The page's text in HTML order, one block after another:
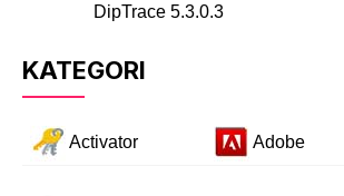
DipTrace 5.3.0.3
KATEGORI
Activator Adobe